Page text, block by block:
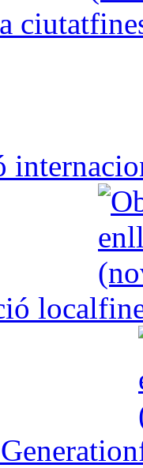
ciutat
local